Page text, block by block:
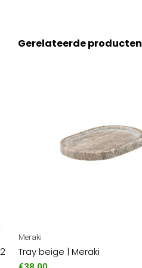
Gerelateerde producten
Meraki
Tray beige | Meraki